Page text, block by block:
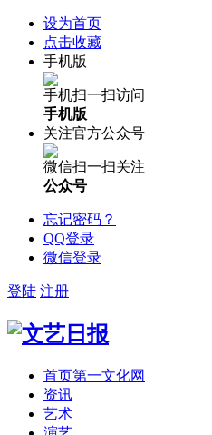
设为首页
点击收藏
手机版
手机扫一扫访问
手机版
关注官方公众号
微信扫一扫关注
公众号
忘记密码？
QQ登录
微信登录
登陆 注册
首页第一文化网
资讯
艺术